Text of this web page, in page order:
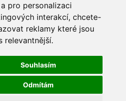
pro personalizaci
interakcí, chcete-
reklamy které jsou
relevantnější.
Souhlasím
Odmítám
šíření či dalšího užití a
materiálů bez písemného
je zakázáno. Čtenář svým přihlášením
dává souhlas s tím, že v případě, že
může být jeho jméno na webu
licenci ČTK a využívá fotografie z